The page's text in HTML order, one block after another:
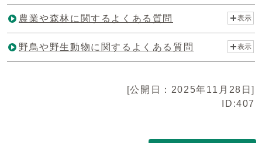
農業や森林に関するよくある質問 表示
野鳥や野生動物に関するよくある質問 表示
[公開日：2025年11月28日]
ID:407